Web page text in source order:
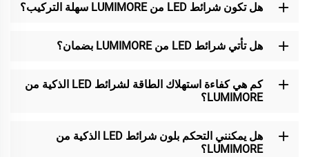
هل تكون شرائط LED من LUMIMORE سهلة التركيب؟
هل تأتي شرائط LED من LUMIMORE بضمان؟
كم هي كفاءة استهلاك الطاقة لشرائط LED الذكية من
LUMIMORE؟
هل يمكنني التحكم بلون شرائط LED الذكية من
LUMIMORE؟